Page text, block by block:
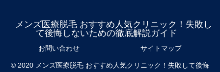
メンズ医療脱毛 おすすめ人気クリニック！失敗し
て後悔しないための徹底解説ガイド
お問い合わせ サイトマップ
© 2020 メンズ医療脱毛 おすすめ人気クリニック！失敗して後悔